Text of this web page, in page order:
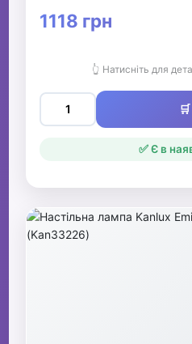
1118 грн
👆 Натисніть для
✅ Є в